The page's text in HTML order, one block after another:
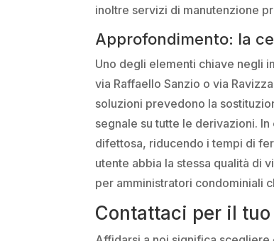
inoltre servizi di manutenzione
Approfondimento: la
Uno degli elementi chiave negli
via Raffaello Sanzio o via
soluzioni prevedono la
segnale su tutte le derivazioni.
difettosa, riducendo i tempi di
utente abbia la stessa qualità di
per amministratori condominiali
Contattaci per il